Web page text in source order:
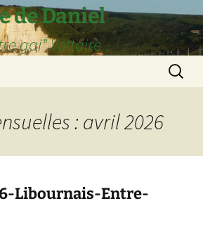
de Daniel
gai" Voltaire
: avril 2026
Libournais-Entre-